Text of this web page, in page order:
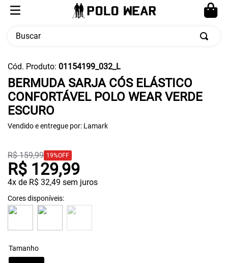
Buscar
Cód. Produto: 01154199_032_L
BERMUDA SARJA CÓS ELÁSTICO
CONFORTÁVEL POLO WEAR VERDE
ESCURO
Vendido e entregue por: Lamark
R$ 159,99 19%OFF
R$ 129,99
4x de R$ 32,49 sem juros
Tamanho
TERMOS MAIS BUSCADOS
1º
calça masculina
2º
moletom
3º
cueca
4º
pw sport
jaqueta